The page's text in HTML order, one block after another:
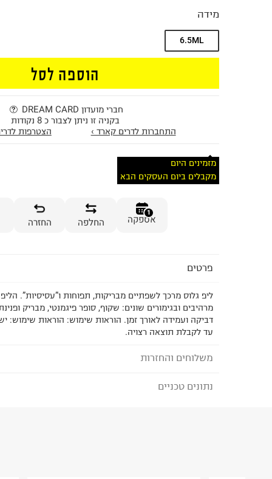
מידה
6.5ML
הוספה לסל
חברי מועדון DREAM CARD
בקניה זו ניתן לצבור כ 8 נקודות
התחברות לדרים קארד ›
הצטרפות
מזמינים היום
מקבלים ביום העסקים הבא
1
אספקה החלפה החזרה
פרטים
מרהיבים ובגימורים שונים: שקוף, סופר פיגמנטי, מבריק
דביקה ועמידה לאורך זמן. הוראות שימוש: הוראות שימוש:
עד לקבלת תוצאה רצויה.
משלוחים והחזרות
לבחירת בשיטת המשלוח המתאימה לכם,
נתונים טכניים